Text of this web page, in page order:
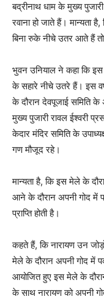
बद्रीनाथ धाम के मुख्य
रवाना हो जाते हैं। मान्यता
बिना रुके नीचे उतर आते हैं तो
भुवन उनियाल ने कहा कि इस
के सहारे नीचे उतरे हैं। इस
के दौरान देवपूजाई समिति के
मुख्य पुजारी रावल ईश्वरी
केदार मंदिर समिति के
गण मौजूद रहे।
मान्यता है, कि इस मेले के
आने के दौरान अपनी गोद में
प्राप्ति होती है।
कहते हैं, कि नारायण उन
मेले के दौरान अपनी गोद
आयोजित हुए इस मेले के
के साथ नारायण को अपनी